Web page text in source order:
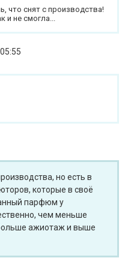
что снят с производства!
и не смогла...
но есть в
которые в своё
парфюм у
чем меньше
ажиотаж и выше